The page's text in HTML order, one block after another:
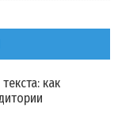
как